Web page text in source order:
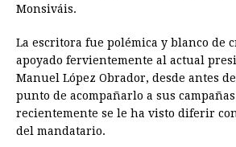
Monsiváis.
La escritora fue polémica y blanco de
apoyado fervientemente al actual
Manuel López Obrador, desde antes
punto de acompañarlo a sus
recientemente se le ha visto diferir
del mandatario.